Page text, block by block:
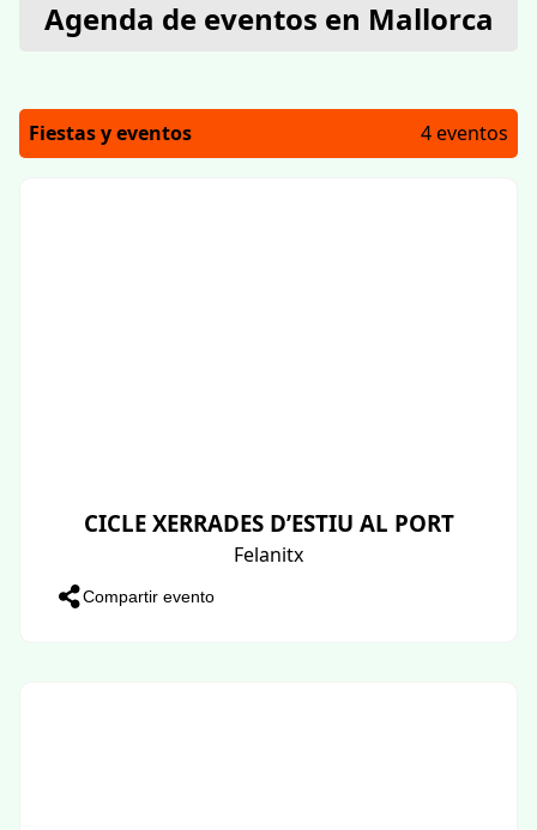
Agenda de eventos en Mallorca
Fiestas y eventos 4 eventos
CICLE XERRADES D’ESTIU AL PORT
Felanitx
Compartir evento